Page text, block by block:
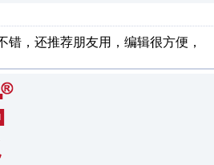
错，还推荐朋友用，编辑很方便，